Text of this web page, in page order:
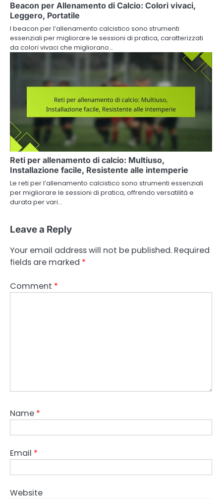
Beacon per Allenamento di Calcio: Colori vivaci,
Leggero, Portatile
I beacon per l’allenamento calcistico sono strumenti
essenziali per migliorare le sessioni di pratica, caratterizzati
da colori vivaci che migliorano…
Reti per allenamento di calcio: Multiuso,
Installazione facile, Resistente alle intemperie
Le reti per l’allenamento calcistico sono strumenti essenziali
per migliorare le sessioni di pratica, offrendo versatilità e
durata per vari…
Leave a Reply
Your email address will not be published. Required
fields are marked *
Comment *
Name *
Email *
Website